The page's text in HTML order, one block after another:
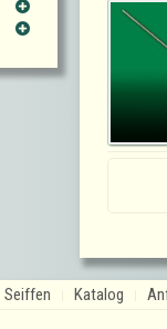
Seiffen Katalog